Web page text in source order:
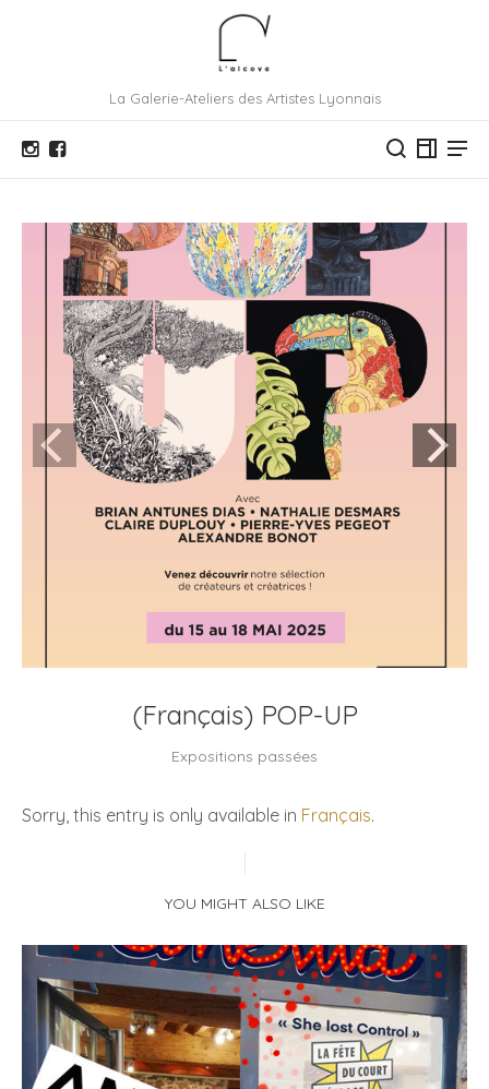
La Galerie-Ateliers des Artistes Lyonnais
(Français) POP-UP
Expositions passées
Sorry, this entry is only available in Français.
YOU MIGHT ALSO LIKE